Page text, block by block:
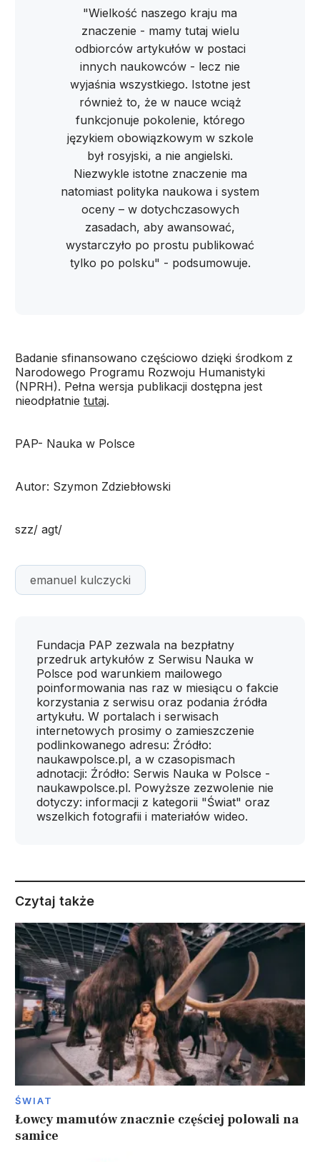
"Wielkość naszego kraju ma
znaczenie - mamy tutaj wielu
odbiorców artykułów w postaci
innych naukowców - lecz nie
wyjaśnia wszystkiego. Istotne jest
również to, że w nauce wciąż
funkcjonuje pokolenie, którego
językiem obowiązkowym w szkole
był rosyjski, a nie angielski.
Niezwykle istotne znaczenie ma
natomiast polityka naukowa i system
oceny – w dotychczasowych
zasadach, aby awansować,
wystarczyło po prostu publikować
tylko po polsku" - podsumowuje.
Badanie sfinansowano częściowo dzięki środkom z
Narodowego Programu Rozwoju Humanistyki
(NPRH). Pełna wersja publikacji dostępna jest
nieodpłatnie tutaj.
PAP- Nauka w Polsce
Autor: Szymon Zdziebłowski
szz/ agt/
emanuel kulczycki
Fundacja PAP zezwala na bezpłatny
przedruk artykułów z Serwisu Nauka w
Polsce pod warunkiem mailowego
poinformowania nas raz w miesiącu o fakcie
korzystania z serwisu oraz podania źródła
artykułu. W portalach i serwisach
internetowych prosimy o zamieszczenie
podlinkowanego adresu: Źródło:
naukawpolsce.pl, a w czasopismach
adnotacji: Źródło: Serwis Nauka w Polsce -
naukawpolsce.pl. Powyższe zezwolenie nie
dotyczy: informacji z kategorii "Świat" oraz
wszelkich fotografii i materiałów wideo.
Czytaj także
ŚWIAT
Łowcy mamutów znacznie częściej polowali na
samice